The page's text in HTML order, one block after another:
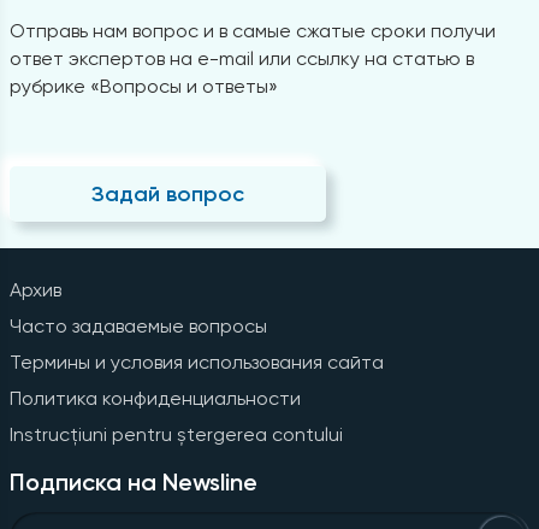
Отправь нам вопрос и в самые сжатые сроки получи
ответ экспертов на e-mail или ссылку на статью в
рубрике «Вопросы и ответы»
Задай вопрос
Архив
Часто задаваемые вопросы
Термины и условия использования сайта
Политика конфиденциальности
Instrucțiuni pentru ștergerea contului
Подписка на Newsline